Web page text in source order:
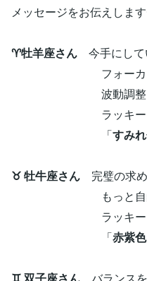
メッセージをお伝えしま
♈牡羊座さん 今手にして
フォーカス
波動調整に
ラッキーカラ
「すみ
♉ 牡牛座さん 完璧の求
もっと自由に
ラッキーカラ
「赤紫色
♊ 双子座さん バランス